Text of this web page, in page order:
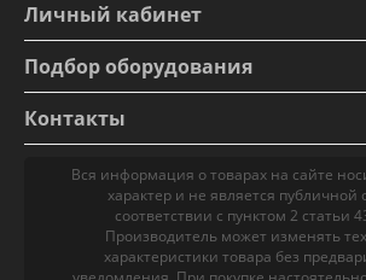
Личный кабинет
Подбор оборудования
Контакты
Вся информация о товарах на сайте
характер и не является публичной
соответствии с пунктом 2 статьи
Производитель может изменять
характеристики товара без